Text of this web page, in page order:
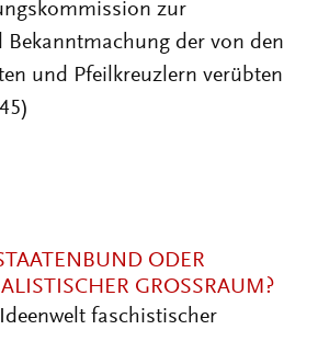
zur
Bekanntmachung der von den
und Pfeilkreuzlern verübten
ODER
GROSSRAUM?
faschistischer